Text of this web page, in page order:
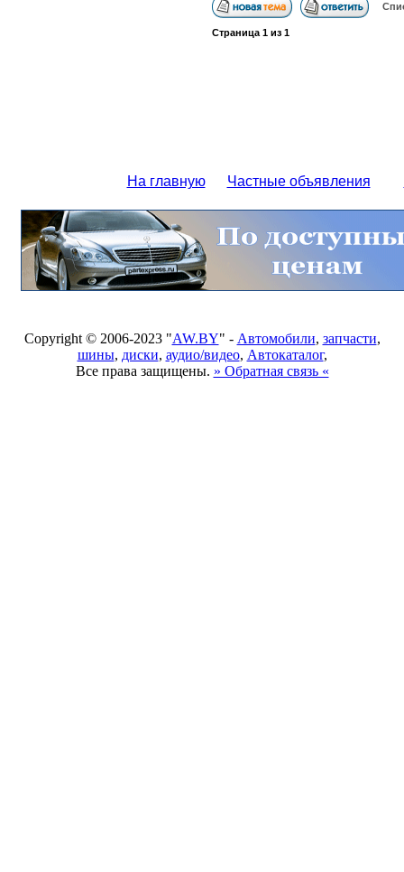
Страница 1из 1
На главную Частные объявления
Copyright © 2006-2023 "AW.BY" - Автомобили, запчасти,
шины, диски, аудио/видео, Автокаталог,
Все права защищены. » Обратная связь «